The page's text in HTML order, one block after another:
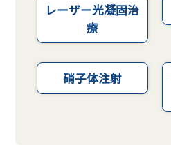
レーザー光凝固治
療
硝子体注射